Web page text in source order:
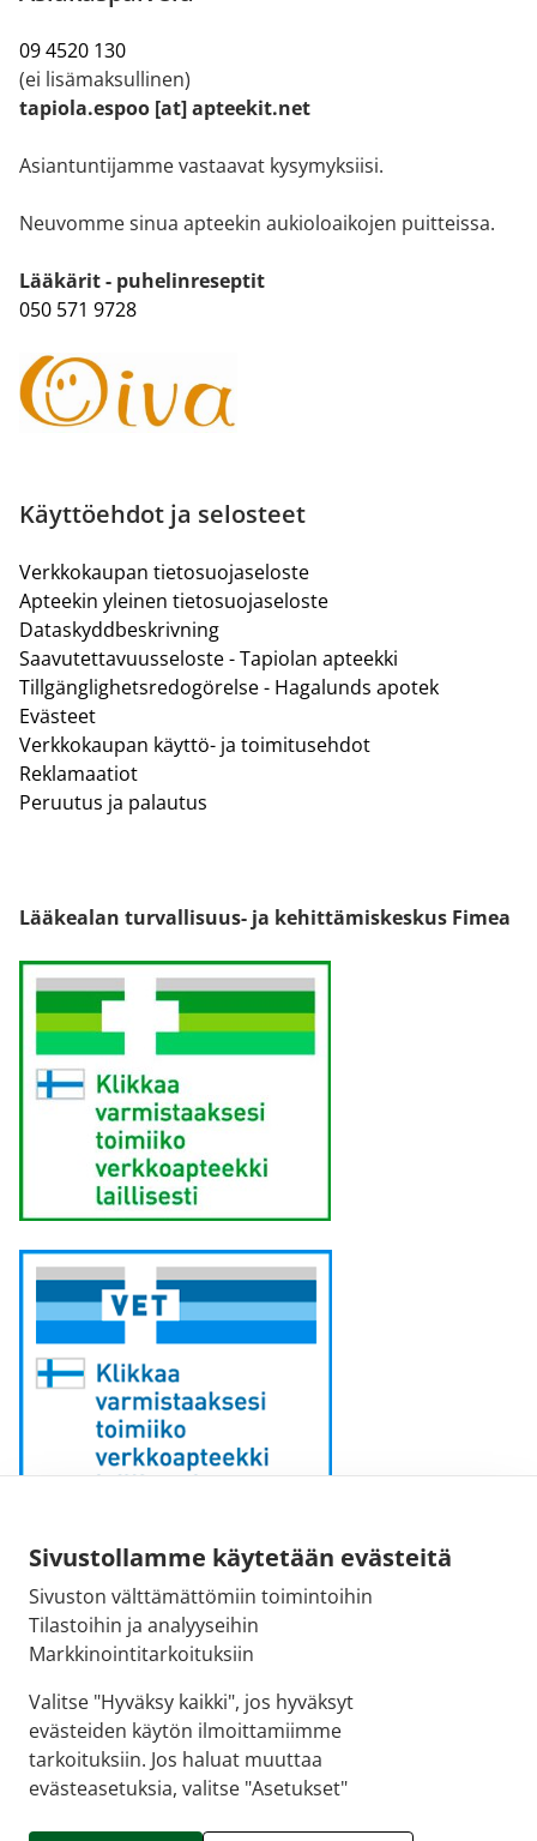
Sivustollamme käytetään evästeitä
Sivuston välttämättömiin toimintoihin
Tilastoihin ja analyyseihin
Markkinointitarkoituksiin
Valitse "Hyväksy kaikki", jos hyväksyt
evästeiden käytön ilmoittamiimme
tarkoituksiin. Jos haluat muuttaa
evästeasetuksia, valitse "Asetukset"
09 4520 130
(ei lisämaksullinen)
tapiola.espoo [at] apteekit.net
Asiantuntijamme vastaavat kysymyksiisi.
Neuvomme sinua apteekin aukioloaikojen puitteissa.
Lääkärit - puhelinreseptit
050 571 9728
Käyttöehdot ja selosteet
Verkkokaupan tietosuojaseloste
Apteekin yleinen tietosuojaseloste
Dataskyddbeskrivning
Saavutettavuusseloste - Tapiolan apteekki
Tillgänglighetsredogörelse - Hagalunds apotek
Evästeet
Verkkokaupan käyttö- ja toimitusehdot
Reklamaatiot
Peruutus ja palautus
Lääkealan turvallisuus- ja kehittämiskeskus Fimea
Sähköpostiosoite:
kirjaamo [at] fimea.fi
Fimean vaihde:
029 522 3341